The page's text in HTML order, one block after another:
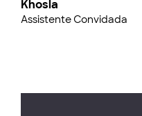
Khosla
Assistente Convidada